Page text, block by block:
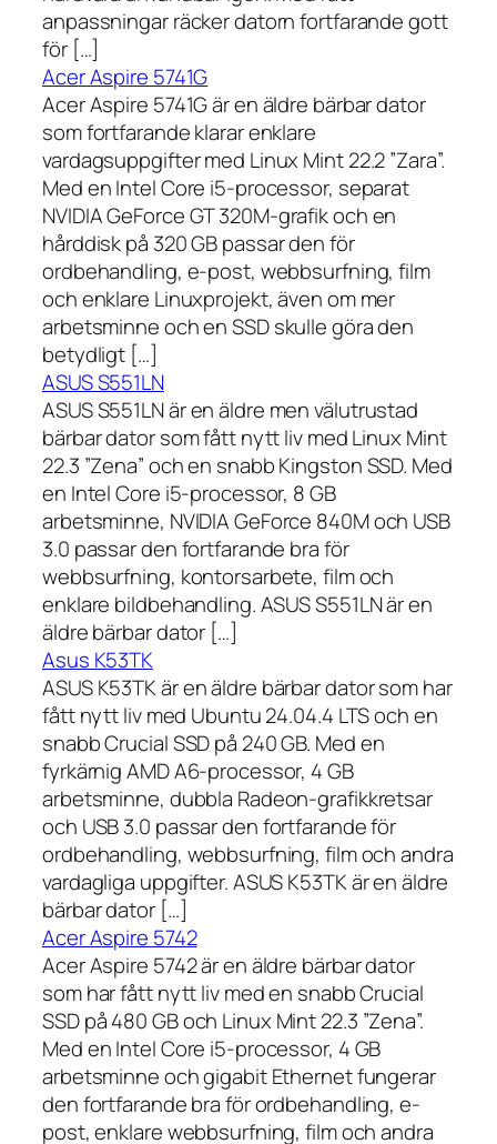
anpassningar räcker datorn fortfarande gott
för […]
Acer Aspire 5741G
Acer Aspire 5741G är en äldre bärbar dator
som fortfarande klarar enklare
vardagsuppgifter med Linux Mint 22.2 ”Zara”.
Med en Intel Core i5-processor, separat
NVIDIA GeForce GT 320M-grafik och en
hårddisk på 320 GB passar den för
ordbehandling, e-post, webbsurfning, film
och enklare Linuxprojekt, även om mer
arbetsminne och en SSD skulle göra den
betydligt […]
ASUS S551LN
ASUS S551LN är en äldre men välutrustad
bärbar dator som fått nytt liv med Linux Mint
22.3 ”Zena” och en snabb Kingston SSD. Med
en Intel Core i5-processor, 8 GB
arbetsminne, NVIDIA GeForce 840M och USB
3.0 passar den fortfarande bra för
webbsurfning, kontorsarbete, film och
enklare bildbehandling. ASUS S551LN är en
äldre bärbar dator […]
Asus K53TK
ASUS K53TK är en äldre bärbar dator som har
fått nytt liv med Ubuntu 24.04.4 LTS och en
snabb Crucial SSD på 240 GB. Med en
fyrkärnig AMD A6-processor, 4 GB
arbetsminne, dubbla Radeon-grafikkretsar
och USB 3.0 passar den fortfarande för
ordbehandling, webbsurfning, film och andra
vardagliga uppgifter. ASUS K53TK är en äldre
bärbar dator […]
Acer Aspire 5742
Acer Aspire 5742 är en äldre bärbar dator
som har fått nytt liv med en snabb Crucial
SSD på 480 GB och Linux Mint 22.3 ”Zena”.
Med en Intel Core i5-processor, 4 GB
arbetsminne och gigabit Ethernet fungerar
den fortfarande bra för ordbehandling, e-
post, enklare webbsurfning, film och andra